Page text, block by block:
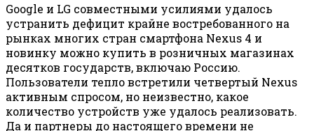
Google и LG совместными усилиями удалось
устранить дефицит крайне востребованного на
рынках многих стран смартфона Nexus 4 и
новинку можно купить в розничных магазинах
десятков государств, включаю Россию.
Пользователи тепло встретили четвертый Nexus
активным спросом, но неизвестно, какое
количество устройств уже удалось реализовать.
Да и партнеры до настоящего времени не